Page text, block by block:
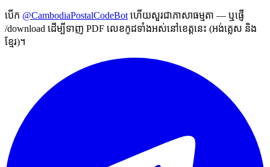
បើក @CambodiaPostalCodeBot ហើយសួរជាភាសាធម្មតា — ឬផ្ញើ
/download ដើម្បីទាញ PDF លេខកូដទាំងអស់នៅខេត្តនេះ (អង់គ្លេស និង
ខ្មែរ)។